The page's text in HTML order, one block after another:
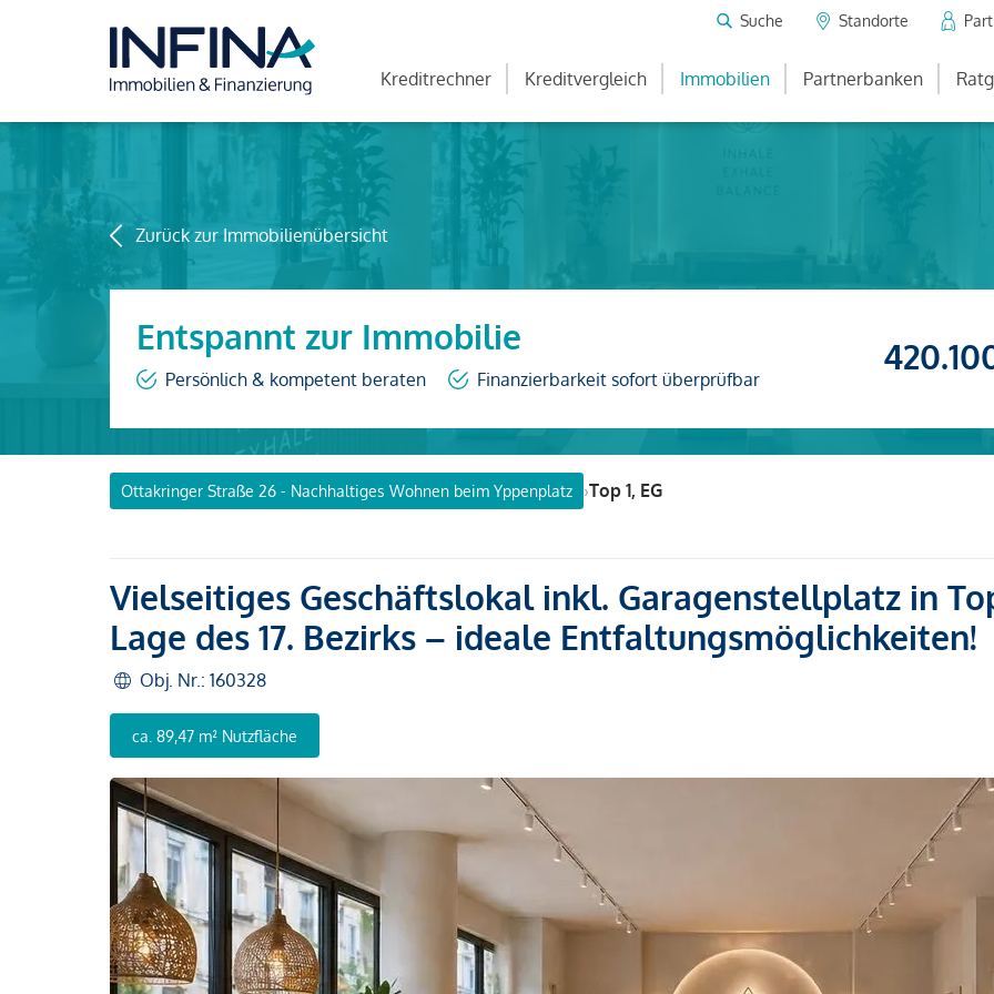
Suche Standorte
Kreditrechner Kreditvergleich Immobilien Partnerbanken
Zurück zur Immobilienübersicht
Entspannt zur Immobilie
Persönlich & kompetent beraten Finanzierbarkeit sofort überprüfbar
Ottakringer Straße 26 - Nachhaltiges Wohnen beim Yppenplatz ›Top 1, EG
Vielseitiges Geschäftslokal inkl. Garagenstellplatz in
Lage des 17. Bezirks – ideale Entfaltungsmöglichkeiten!
Obj. Nr.: 160328
ca. 89,47 m² Nutzfläche